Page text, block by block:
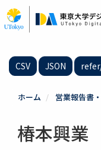
イ
ン
CSV JSON
ホーム 営業報告書
椿本興業